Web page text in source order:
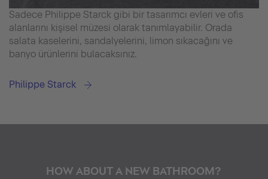
Sadece Philippe Starck gibi bir tasarımcı evleri ve ofis
alanlarını kişisel müzesi olarak tanımlayabilir. Orada
salata kaselerini, sandalyelerini, limon sıkacağını ve
banyo ürünlerini bulacaksınız.
Philippe Starck
HOW ABOUT A NEW BATHROOM?